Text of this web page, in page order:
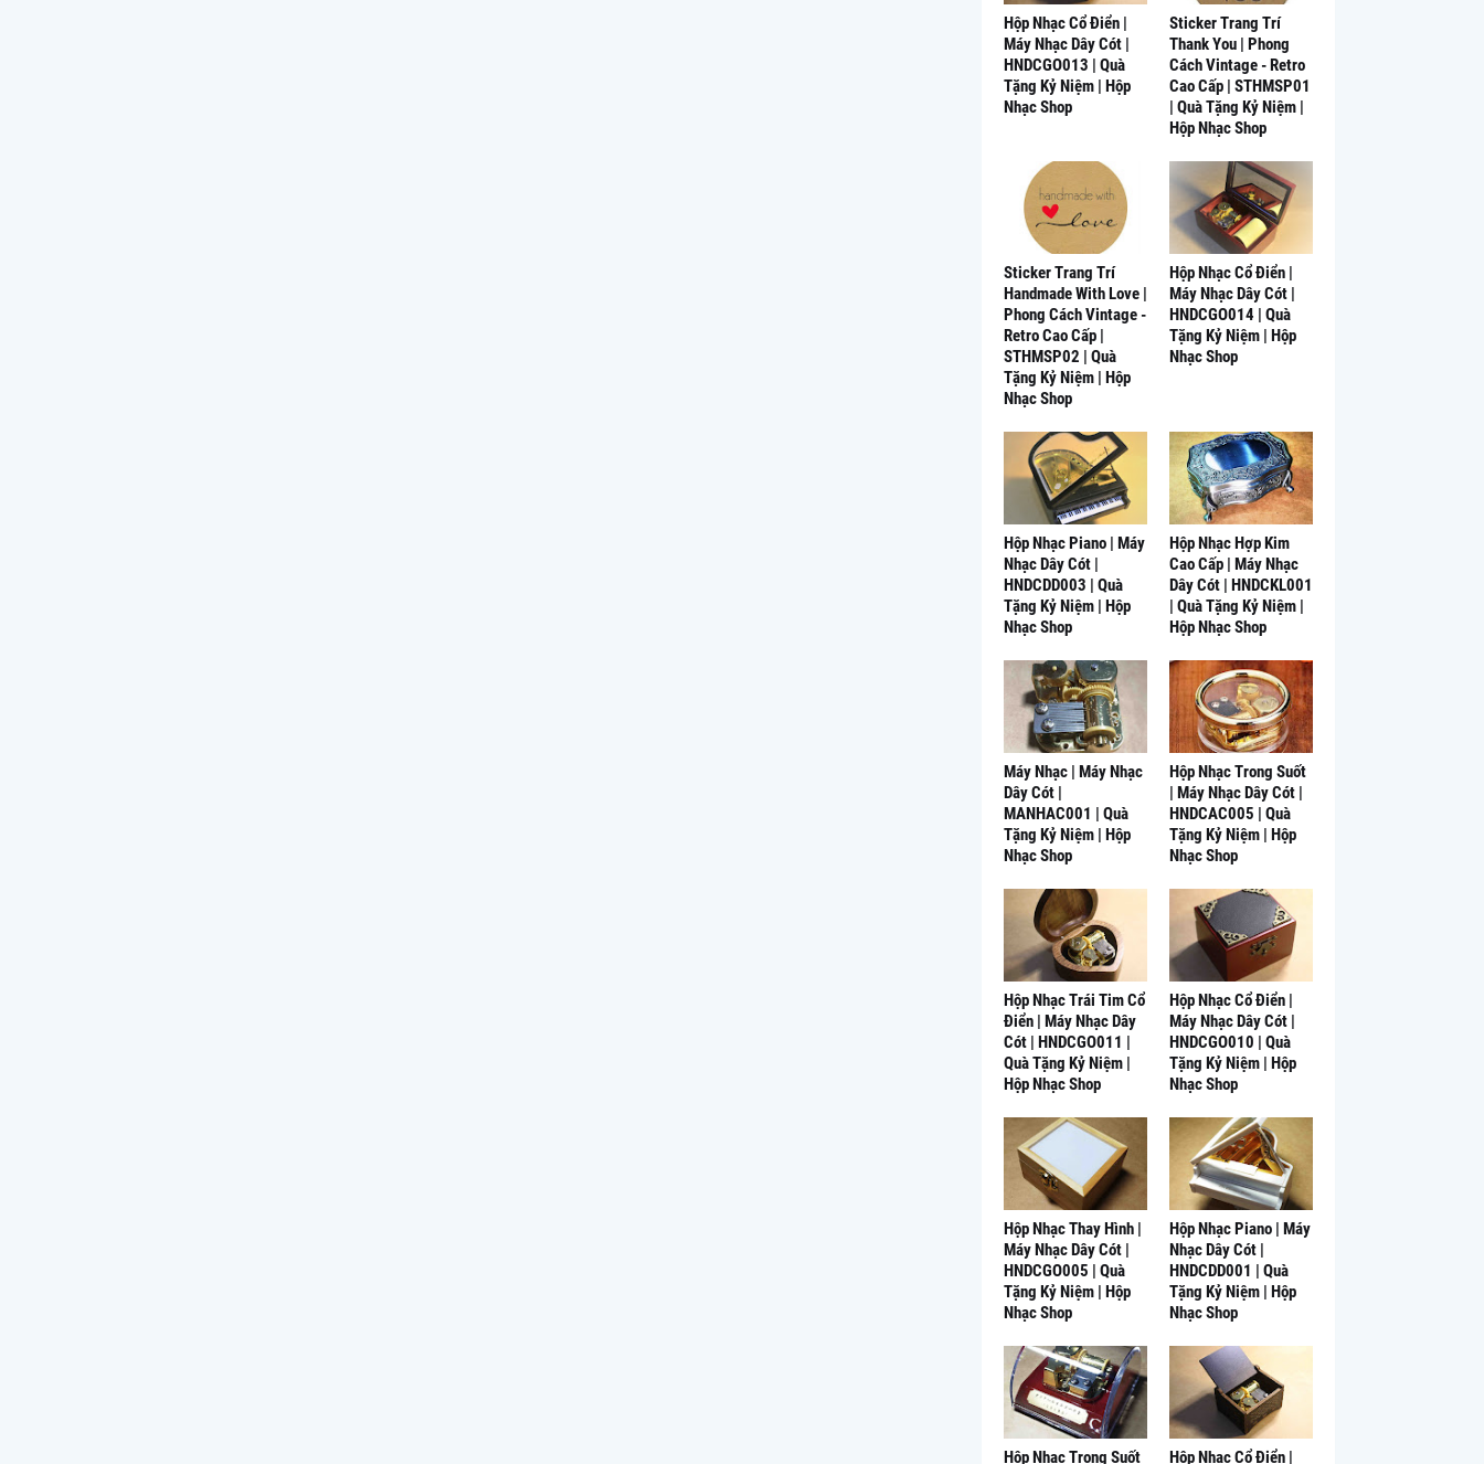
Hộp Nhạc Cổ Điển |
Máy Nhạc Dây Cót |
HNDCGO013 | Quà
Tặng Kỷ Niệm | Hộp
Nhạc Shop
Sticker Trang Trí
Thank You | Phong
Cách Vintage - Retro
Cao Cấp | STHMSP01
| Quà Tặng Kỷ Niệm |
Hộp Nhạc Shop
Sticker Trang Trí
Handmade With Love |
Phong Cách Vintage -
Retro Cao Cấp |
STHMSP02 | Quà
Tặng Kỷ Niệm | Hộp
Nhạc Shop
Hộp Nhạc Cổ Điển |
Máy Nhạc Dây Cót |
HNDCGO014 | Quà
Tặng Kỷ Niệm | Hộp
Nhạc Shop
Hộp Nhạc Piano | Máy
Nhạc Dây Cót |
HNDCDD003 | Quà
Tặng Kỷ Niệm | Hộp
Nhạc Shop
Hộp Nhạc Hợp Kim
Cao Cấp | Máy Nhạc
Dây Cót | HNDCKL001
| Quà Tặng Kỷ Niệm |
Hộp Nhạc Shop
Máy Nhạc | Máy Nhạc
Dây Cót |
MANHAC001 | Quà
Tặng Kỷ Niệm | Hộp
Nhạc Shop
Hộp Nhạc Trong Suốt
| Máy Nhạc Dây Cót |
HNDCAC005 | Quà
Tặng Kỷ Niệm | Hộp
Nhạc Shop
Hộp Nhạc Trái Tim Cổ
Điển | Máy Nhạc Dây
Cót | HNDCGO011 |
Quà Tặng Kỷ Niệm |
Hộp Nhạc Shop
Hộp Nhạc Cổ Điển |
Máy Nhạc Dây Cót |
HNDCGO010 | Quà
Tặng Kỷ Niệm | Hộp
Nhạc Shop
Hộp Nhạc Thay Hình |
Máy Nhạc Dây Cót |
HNDCGO005 | Quà
Tặng Kỷ Niệm | Hộp
Nhạc Shop
Hộp Nhạc Piano | Máy
Nhạc Dây Cót |
HNDCDD001 | Quà
Tặng Kỷ Niệm | Hộp
Nhạc Shop
Hộp Nhạc Trong Suốt Hộp Nhạc Cổ Điển |